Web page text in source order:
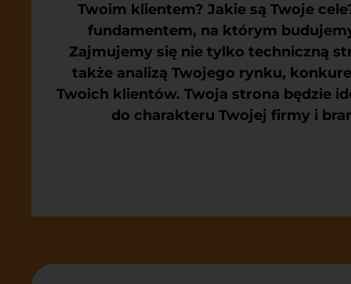
Twoim klientem? Jakie są Twoje
fundamentem, na którym
Zajmujemy się nie tylko techniczną
także analizą Twojego rynku,
Twoich klientów. Twoja strona będzie
do charakteru Twojej firmy i